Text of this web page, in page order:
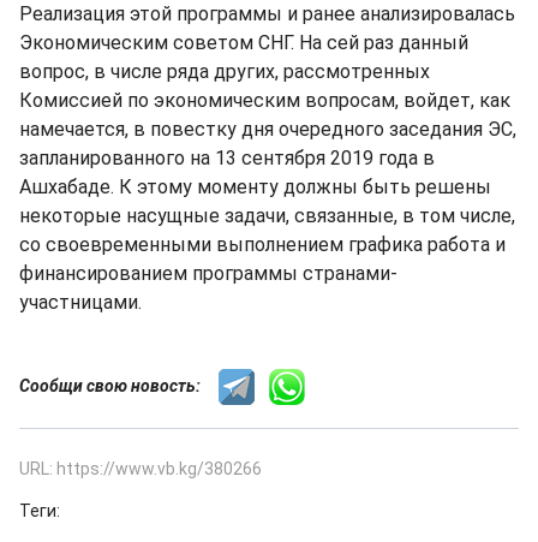
Реализация этой программы и ранее анализировалась
Экономическим советом СНГ. На сей раз данный
вопрос, в числе ряда других, рассмотренных
Комиссией по экономическим вопросам, войдет, как
намечается, в повестку дня очередного заседания ЭС,
запланированного на 13 сентября 2019 года в
Ашхабаде. К этому моменту должны быть решены
некоторые насущные задачи, связанные, в том числе,
со своевременными выполнением графика работа и
финансированием программы странами-
участницами.
Сообщи свою новость:
URL: https://www.vb.kg/380266
Теги: